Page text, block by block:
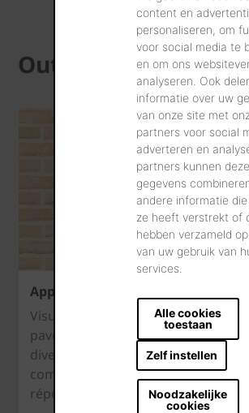
content en
personaliseren, om
voor social media te
en om ons
analyseren. Ook
informatie over uw
van onze site met
partners voor social
adverteren en
partners kunnen deze
gegevens
andere informatie
ze heeft verstrekt of
hebben verzameld
van uw gebruik van
services.
Alle cookies
toestaan
Zelf instellen
Noodzakelijke
cookies
Outils
Appli de visualisation
Visualisez les textures des briques
pavés en terre cuite et tuiles de
diverses maisons témoin. Vous
combinaisons infinies jusqu'à ce
réponde pleinement à vos besoins.